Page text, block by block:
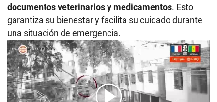
documentos veterinarios y medicamentos. Esto
garantiza su bienestar y facilita su cuidado durante
una situación de emergencia.